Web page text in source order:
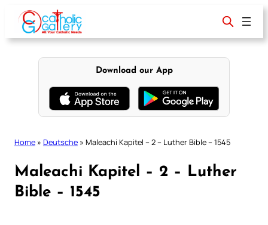
content
Download our App
Home » Deutsche » Maleachi Kapitel – 2 – Luther Bible – 1545
Maleachi Kapitel – 2 – Luther
Bible – 1545